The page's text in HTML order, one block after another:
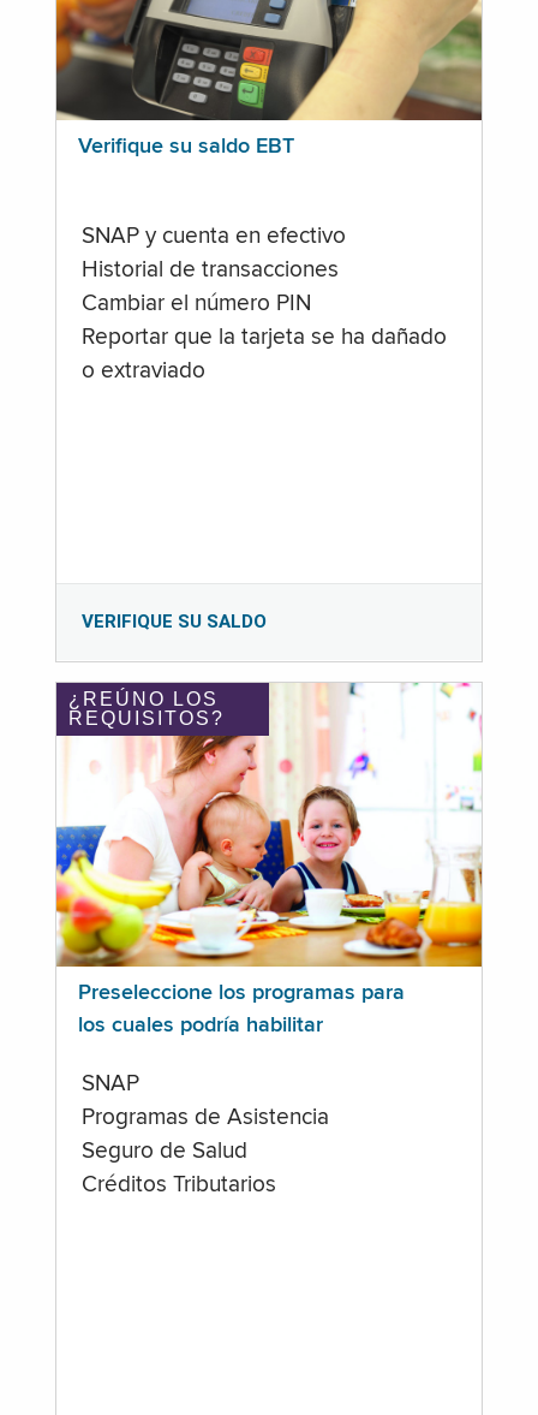
Verifique su saldo EBT
SNAP y cuenta en efectivo
Historial de transacciones
Cambiar el número PIN
Reportar que la tarjeta se ha dañado
o extraviado
VERIFIQUE SU SALDO
¿REÚNO LOS
REQUISITOS?
Preseleccione los programas para
los cuales podría habilitar
SNAP
Programas de Asistencia
Seguro de Salud
Créditos Tributarios